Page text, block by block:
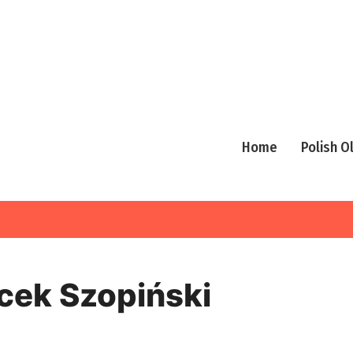
Home Polish
Szopiński